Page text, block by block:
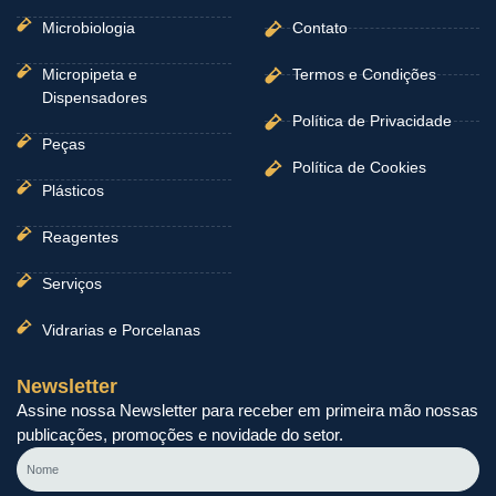
Microbiologia
Micropipeta e
Dispensadores
Peças
Plásticos
Reagentes
Serviços
Vidrarias e Porcelanas
Contato
Termos e Condições
Política de Privacidade
Política de Cookies
Newsletter
Assine nossa Newsletter para receber em primeira mão nossas
publicações, promoções e novidade do setor.
Nome